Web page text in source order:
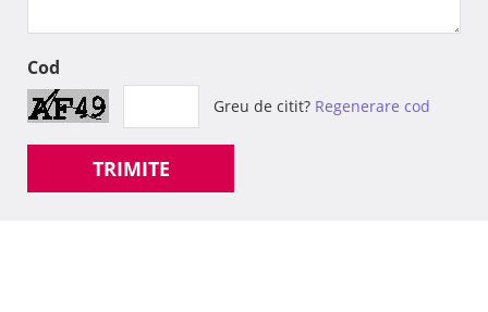
Cod
Greu de citit? Regenerare cod
TRIMITE